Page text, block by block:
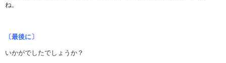
ね。
〔最後に〕
いかがでしたでしょうか？